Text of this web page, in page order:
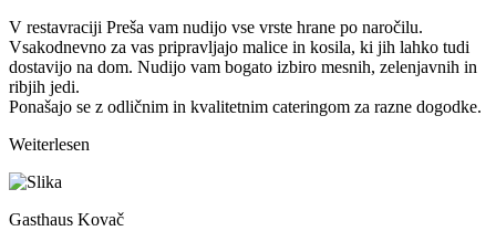
V restavraciji Preša vam nudijo vse vrste hrane po naročilu.
Vsakodnevno za vas pripravljajo malice in kosila, ki jih lahko tudi
dostavijo na dom. Nudijo vam bogato izbiro mesnih, zelenjavnih in
ribjih jedi.
Ponašajo se z odličnim in kvalitetnim cateringom za razne dogodke.
Weiterlesen
Gasthaus Kovač